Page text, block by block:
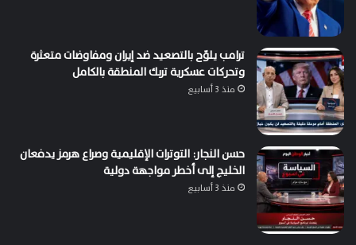
ترامب يلوّح بالتصعيد ضد إيران ومفاوضات متعثرة
وتحركات عسكرية تربك المنطقة بالكامل
منذ 3 أسابيع
حسن النجار: التوترات الإقليمية وصراع هرمز يدفعان
الخليج إلى أخطر مواجهة دولية
منذ 3 أسابيع